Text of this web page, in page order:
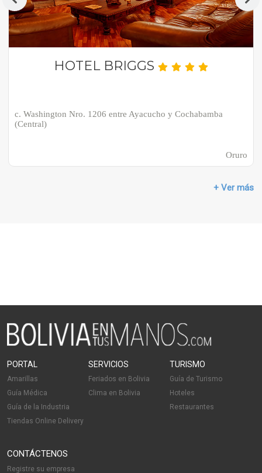
HOTEL BRIGGS
c. Washington Nro. 1206 entre Ayacucho y Cochabamba
(Central)
Oruro
+ Ver más
PORTAL
Amarillas
Guía Médica
Guía de la Industria
Tiendas Online Delivery
SERVICIOS
Feriados en Bolivia
Clima en Bolivia
TURISMO
Guía de Turismo
Hoteles
Restaurantes
CONTÁCTENOS
Registre su empresa